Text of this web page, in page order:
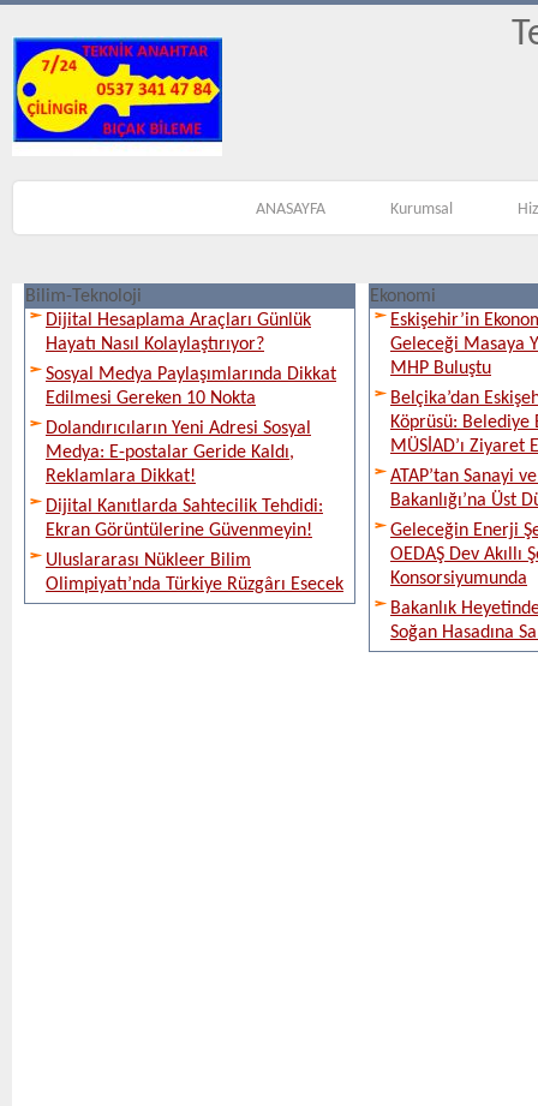
ANASAYFA Kurumsal
Bilim-Teknoloji
Dijital Hesaplama Araçları Günlük
Hayatı Nasıl Kolaylaştırıyor?
Sosyal Medya Paylaşımlarında Dikkat
Edilmesi Gereken 10 Nokta
Dolandırıcıların Yeni Adresi Sosyal
Medya: E-postalar Geride Kaldı,
Reklamlara Dikkat!
Dijital Kanıtlarda Sahtecilik Tehdidi:
Ekran Görüntülerine Güvenmeyin!
Uluslararası Nükleer Bilim
Olimpiyatı’nda Türkiye Rüzgârı Esecek
Ekonomi
Eskişehir’in
Geleceği Masaya
MHP Buluştu
Belçika’dan
Köprüsü: Belediye
MÜSİAD’ı Ziyaret
ATAP’tan Sanayi
Bakanlığı’na Üst
Geleceğin Enerji
OEDAŞ Dev Akıllı
Konsorsiyumunda
Bakanlık
Soğan Hasadına